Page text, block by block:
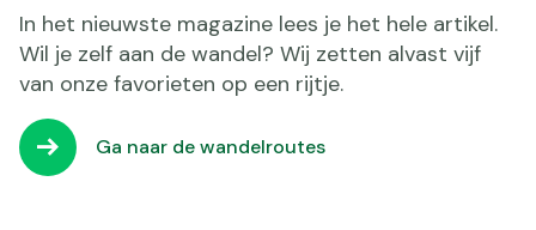
In het nieuwste magazine lees je het hele artikel.
Wil je zelf aan de wandel? Wij zetten alvast vijf
van onze favorieten op een rijtje.
Ga naar de wandelroutes